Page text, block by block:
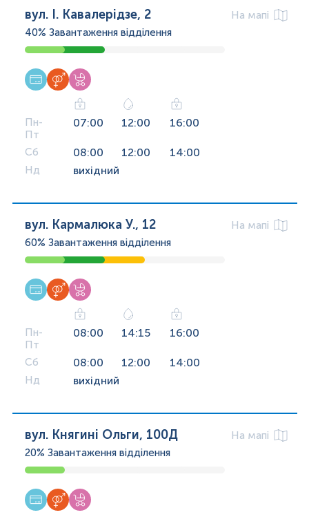
вул. І. Кавалерідзе, 2
На мапі
40% Завантаження відділення
Пн-
Пт
07:00 12:00 16:00
Сб 08:00 12:00 14:00
Нд вихідний
вул. Кармалюка У., 12
На мапі
60% Завантаження відділення
Пн-
Пт
08:00 14:15 16:00
Сб 08:00 12:00 14:00
Нд вихідний
вул. Княгині Ольги, 100Д
На мапі
20% Завантаження відділення